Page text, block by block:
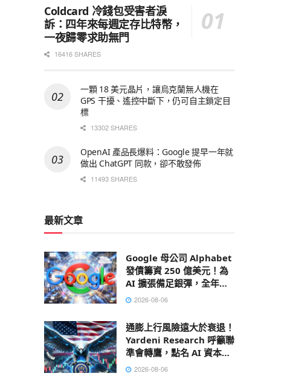
Coldcard 冷錢包受害者淚
訴：四年來每週定存比特幣，
一夜歸零求助無門
16416 SHARES
一顆 18 美元晶片，讓烏克蘭無人機在
GPS 干擾、遙控中斷下，仍可自主鎖定目
標
13302 SHARES
OpenAI 產品長爆料：Google 提早一年就
做出 ChatGPT 同款，卻不敢發佈
11493 SHARES
最新文章
Google 母公司 Alphabet
發債籌資 250 億美元！為
AI 擴張備足銀彈，全年資
本支出上看 2050 億鎂
2026-08-06
通膨上行風險遠大於衰退！
Yardeni Research 呼籲聯
準會轉鷹，點名 AI 資本支
出成經濟救命丸
2026-08-06